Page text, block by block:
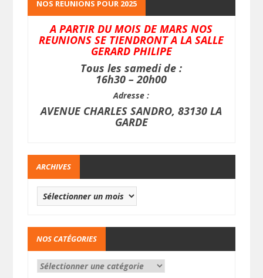
NOS REUNIONS POUR 2025
A PARTIR DU MOIS DE MARS NOS
REUNIONS SE TIENDRONT A LA SALLE
GERARD PHILIPE
Tous les samedi de :
16h30 – 20h00
Adresse :
AVENUE CHARLES SANDRO, 83130 LA
GARDE
ARCHIVES
NOS CATÉGORIES